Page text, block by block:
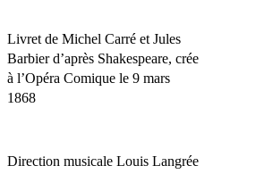
Livret de Michel Carré et Jules
Barbier d’après Shakespeare, crée
à l’Opéra Comique le 9 mars
1868
Direction musicale Louis Langrée